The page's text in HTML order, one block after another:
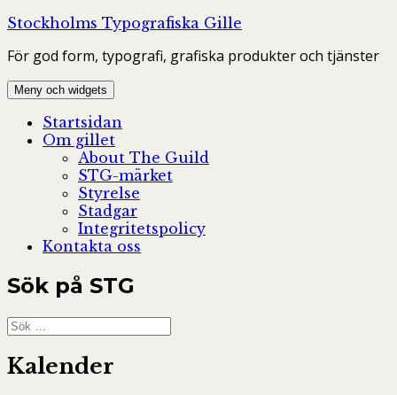
Hoppa
innehåll
Stockholms Typografiska Gille
För god form, typografi, grafiska produkter och tjänster
Meny och widgets
Startsidan
Om gillet
About The Guild
STG-märket
Styrelse
Stadgar
Integritetspolicy
Kontakta oss
Sök på STG
Sök
efter:
Kalender